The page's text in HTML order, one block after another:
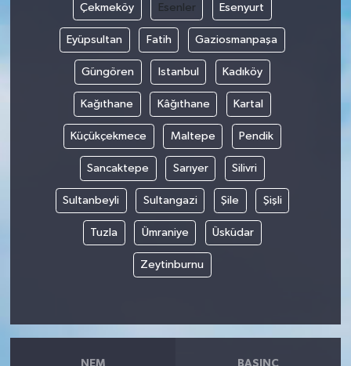
Çekmeköy Esenler Esenyurt
Eyüpsultan Fatih Gaziosmanpaşa
Güngören Istanbul Kadıköy
Kağıthane Kâğıthane Kartal
Küçükçekmece Maltepe Pendik
Sancaktepe Sarıyer Silivri
Sultanbeyli Sultangazi Şile Şişli
Tuzla Ümraniye Üsküdar
Zeytinburnu
NEM BASINÇ